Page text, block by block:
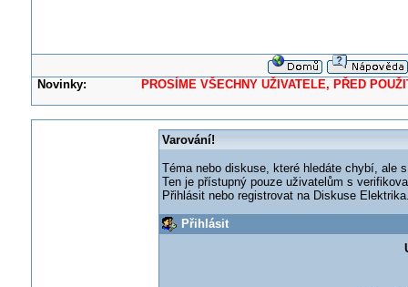
Novinky: PROSÍME VŠECHNY UŽIVATELE, PŘED
Varování!
Téma nebo diskuse, které hledáte chybí, ale
Ten je přístupný pouze uživatelům s
Přihlásit nebo registrovat na Diskuse
Přihlásit